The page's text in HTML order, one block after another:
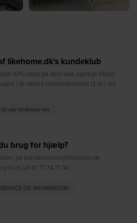
likehome.dk's kundeklub
10% rabat på dine køb, særlige tilbud
1 år ekstra reklamationsret (3 år i alt)
Se alle fordelene her
brug for hjælp?
på kundeservice@likehome.dk
til os på tlf. 71 74 71 34
OG INFORMATION